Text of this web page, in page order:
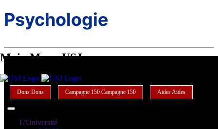
Main Menu USJ
Dons Dons Campagne 150 Campagne 150 AidesAides
L'Université
Psychologie